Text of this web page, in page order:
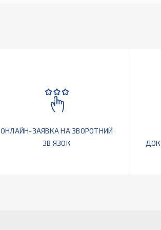
ОНЛАЙН-ЗАЯВКА НА ЗВОРОТНИЙ
ЗВ’ЯЗОК